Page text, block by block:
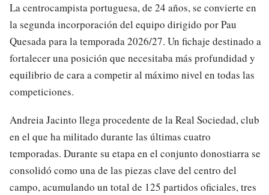
La centrocampista portuguesa, de 24 años, se convierte en
la segunda incorporación del equipo dirigido por Pau
Quesada para la temporada 2026/27. Un fichaje destinado a
fortalecer una posición que necesitaba más profundidad y
equilibrio de cara a competir al máximo nivel en todas las
competiciones.
Andreia Jacinto llega procedente de la Real Sociedad, club
en el que ha militado durante las últimas cuatro
temporadas. Durante su etapa en el conjunto donostiarra se
consolidó como una de las piezas clave del centro del
campo, acumulando un total de 125 partidos oficiales, tres